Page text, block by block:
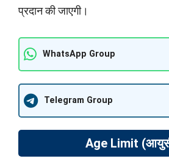
प्रदान की जाएगी।
WhatsApp Group
Telegram Group
Age Limit